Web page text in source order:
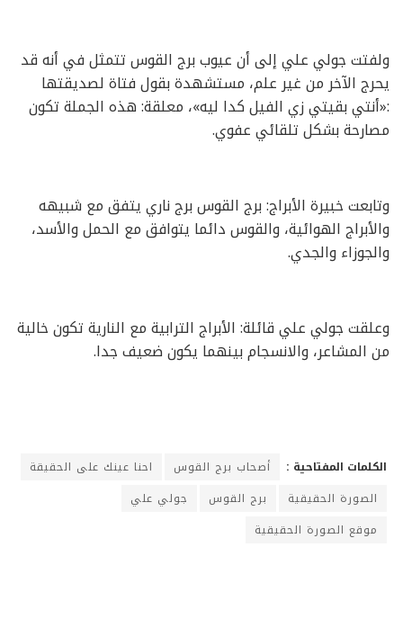
ولفتت جولي علي إلى أن عيوب برج القوس تتمثل في أنه قد
يحرج الآخر من غير علم، مستشهدة بقول فتاة لصديقتها
:«أنتي بقيتي زي الفيل كدا ليه»، معلقة: هذه الجملة تكون
مصارحة بشكل تلقائي عفوي.
وتابعت خبيرة الأبراج: برج القوس برج ناري يتفق مع شبيهه
والأبراج الهوائية، والقوس دائما يتوافق مع الحمل والأسد،
والجوزاء والجدي.
وعلقت جولي علي قائلة: الأبراج الترابية مع النارية تكون خالية
من المشاعر، والانسجام بينهما يكون ضعيف جدا.
الكلمات المفتاحية : أصحاب برج القوس
احنا عينك على الحقيقة
الصورة الحقيقية
برج القوس
جولي علي
موقع الصورة الحقيقية